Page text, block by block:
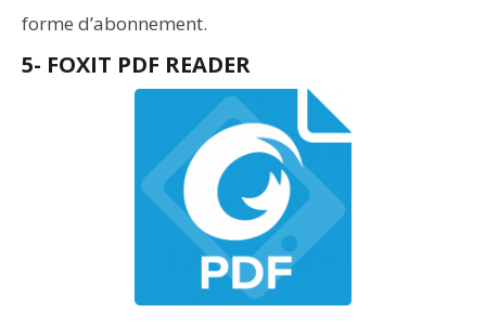
forme d’abonnement.
5- FOXIT PDF READER